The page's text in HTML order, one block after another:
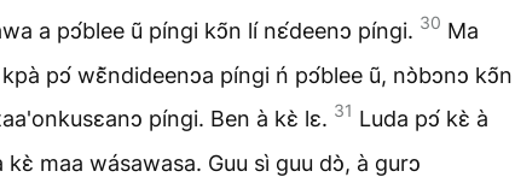
a pↄ́blee ũ píngi kↄ̃n lí nɛ́deenↄ píngi. 30 Ma
pↄ́ wɛ̃̀ndideenↄa píngi ń pↄ́blee ũ, nↄ̀bↄnↄ kↄ̃n
píngi. Ben à kɛ̀ lɛ. 31 Luda pↄ́ kɛ̀ à
kɛ̀ maa wásawasa. Guu sì guu dↄ̀, à gurↄ